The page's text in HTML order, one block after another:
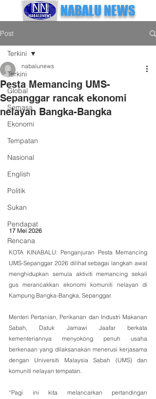
NABALU NEWS
Post
Terkini
Global
Semasa
Ekonomi
Tempatan
Nasional
English
Politik
Sukan
Pendapat
Rencana
Terkini
Pesta Memancing UMS-
Sepanggar rancak ekonomi
nelayan Bangka-Bangka
nabalunews
17 Mei 2026
KOTA KINABALU: Penganjuran Pesta Memancing
UMS-Sepanggar 2026 dilihat sebagai langkah awal
menghidupkan semula aktiviti memancing sekali
gus merancakkan ekonomi komuniti nelayan di
Kampung Bangka-Bangka, Sepanggar.
Menteri Pertanian, Perikanan dan Industri Makanan
Sabah, Datuk Jamawi Jaafar berkata
kementeriannya menyokong penuh usaha
berkenaan yang dilaksanakan menerusi kerjasama
dengan Universiti Malaysia Sabah (UMS) dan
komuniti nelayan tempatan.
“Pagi ini kita melancarkan pertandingan